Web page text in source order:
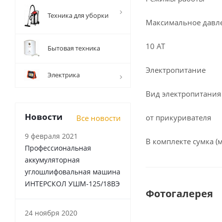
Максимальное
10 AT
Электропитание
Вид электропитания
от прикуривателя
В комплекте сумка
Фотогалерея
Техника для уборки
Бытовая техника
Электрика
Новости Все новости
9 февраля 2021
Профессиональная
аккумуляторная
углошлифовальная машина
ИНТЕРСКОЛ УШМ-125/18ВЭ
24 ноября 2020